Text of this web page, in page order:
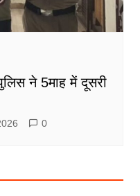
ने 5माह में दूसरी
0